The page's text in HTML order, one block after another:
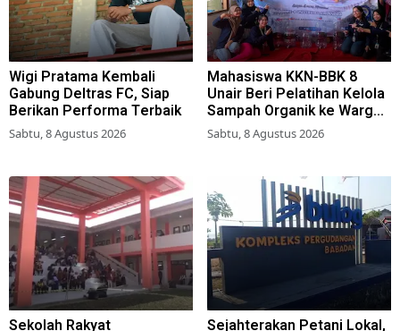
Wigi Pratama Kembali
Gabung Deltras FC, Siap
Berikan Performa Terbaik
Sabtu, 8 Agustus 2026
Mahasiswa KKN-BBK 8
Unair Beri Pelatihan Kelola
Sampah Organik ke Warga
Simokerto Surabaya
Sabtu, 8 Agustus 2026
Sekolah Rakyat Sejahterakan Petani Lokal,